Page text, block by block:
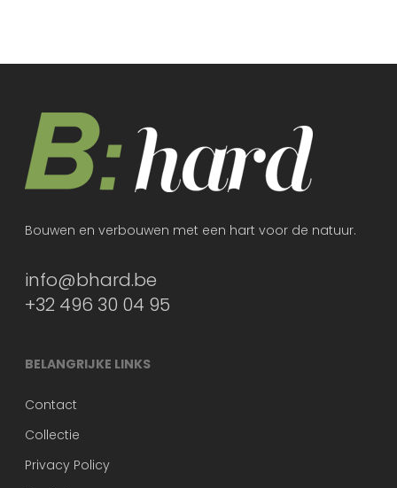
Bouwen en verbouwen met een hart voor de natuur.
info@bhard.be
+32 496 30 04 95
BELANGRIJKE LINKS
Contact
Collectie
Privacy Policy